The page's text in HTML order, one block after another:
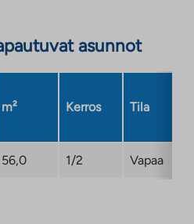
uuteen
asunnot
m² Kerros Tila
56,0 1/2 Vapaa